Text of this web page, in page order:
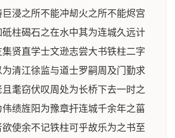
浸之所不能冲刼火之所不能烬宫
柱碣石之在水中其为连城久远计
贤直学士文逊志尝大书铁柱二字
清江徐监与道士罗嗣周及门勤求
耄窃伏叹周处为长桥下去一时之
绩旌阳为豫章扞连城千余年之菑
使余不记铁柱可乎故乐为之书至